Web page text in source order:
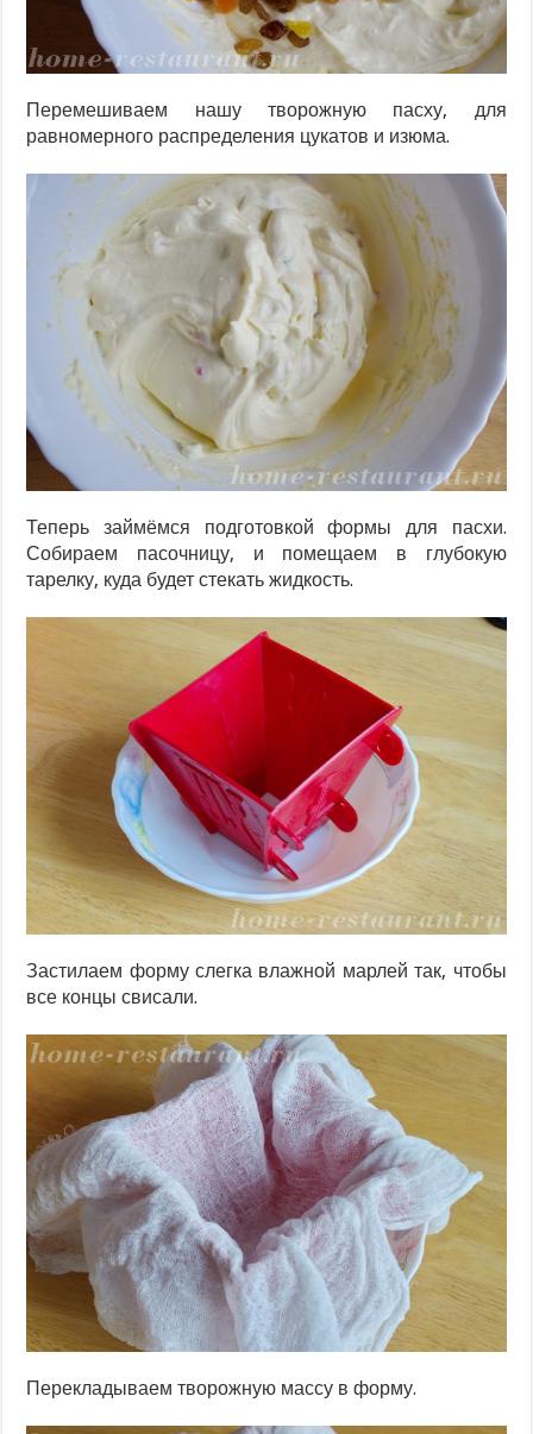
Перемешиваем нашу творожную пасху, для
равномерного распределения цукатов и изюма.
Теперь займёмся подготовкой формы для пасхи.
Собираем пасочницу, и помещаем в глубокую
тарелку, куда будет стекать жидкость.
Застилаем форму слегка влажной марлей так, чтобы
все концы свисали.
Перекладываем творожную массу в форму.